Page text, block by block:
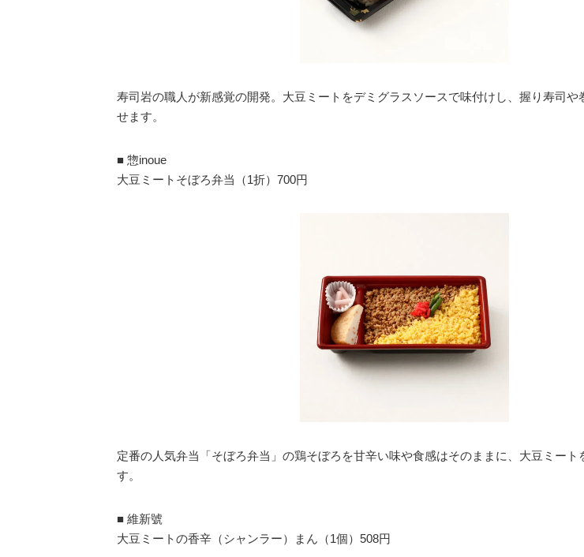
寿司岩の職人が新感覚の開発。大豆ミートをデミグラスソースで味付けし、握り寿司や
せます。
■ 惣inoue
大豆ミートそぼろ弁当（1折）700円
定番の人気弁当「そぼろ弁当」の鶏そぼろを甘辛い味や食感はそのままに、大豆ミート
す。
■ 維新號
大豆ミートの香辛（シャンラー）まん（1個）508円